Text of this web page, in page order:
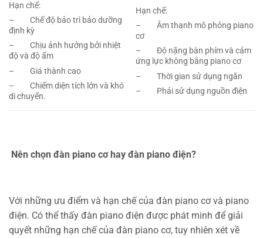
Hạn chế:
– Chế độ bảo trì bảo dưỡng
định kỳ
– Chịu ảnh hưởng bởi nhiệt
độ và độ ẩm
– Giá thành cao
– Chiếm diện tích lớn và khó
di chuyển.
Hạn chế:
– Âm thanh mô phỏng piano
cơ
– Độ nặng bàn phím và cảm
ứng lực không bằng piano cơ
– Thời gian sử dụng ngắn
– Phải sử dụng nguồn điện
Nên chọn đàn piano cơ hay đàn piano điện?
Với những ưu điểm và hạn chế của đàn piano cơ và piano
điện. Có thể thấy đàn piano điện được phát minh để giải
quyết những hạn chế của đàn piano cơ, tuy nhiên xét về